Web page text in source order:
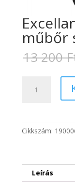
műbőr
13 200
Cikkszám:
Leírás